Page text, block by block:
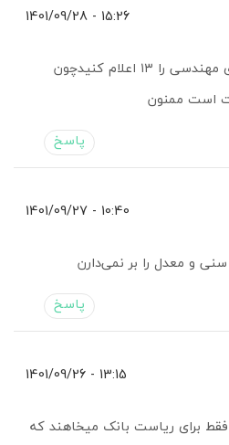
15:26 - 1401/09/28
سلام معدل رشته های مهندسی را ۱۳ اعلام کنیدچون
است ممنون
پاسخ
10:40 - 1401/09/27
و معدل را بر نمی‌دارن
پاسخ
13:15 - 1401/09/26
فقط برای ریاست بانک میخاهند که